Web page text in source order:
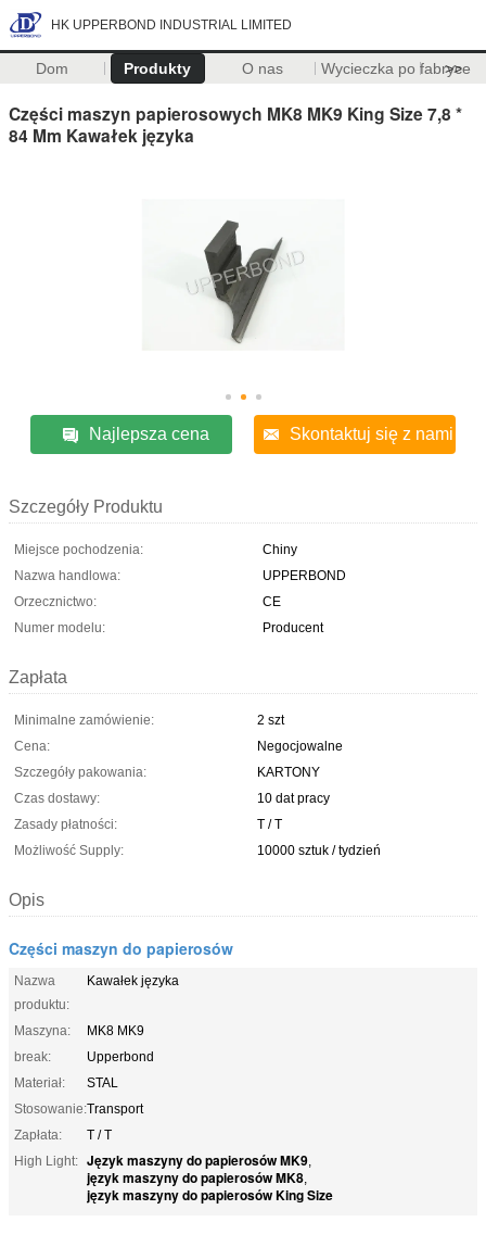
HK UPPERBOND INDUSTRIAL LIMITED
Dom Produkty O nas Wycieczka po fabryce
>>
Części maszyn papierosowych MK8 MK9 King Size 7,8 *
84 Mm Kawałek języka
Najlepsza cena Skontaktuj się z nami
Szczegóły Produktu
Miejsce pochodzenia:
Chiny
Nazwa handlowa:
UPPERBOND
Orzecznictwo:
CE
Numer modelu:
Producent
Zapłata
Minimalne zamówienie:
2 szt
Cena:
Negocjowalne
Szczegóły pakowania:
KARTONY
Czas dostawy:
10 dat pracy
Zasady płatności:
T / T
Możliwość Supply:
10000 sztuk / tydzień
Opis
Części maszyn do papierosów
Nazwa
produktu:
Kawałek języka
Maszyna:
MK8 MK9
break:
Upperbond
Materiał:
STAL
Stosowanie:Transport
Zapłata:
T / T
High Light: Język maszyny do papierosów MK9,
język maszyny do papierosów MK8,
język maszyny do papierosów King Size